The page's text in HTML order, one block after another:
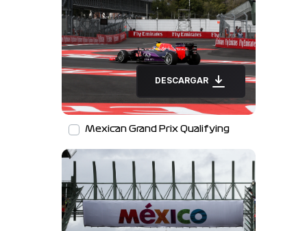
DESCARGAR
Mexican Grand Prix Qualifying